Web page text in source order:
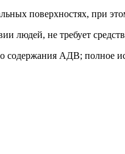
поверхностях, при
людей, не требует
содержания АДВ; полное